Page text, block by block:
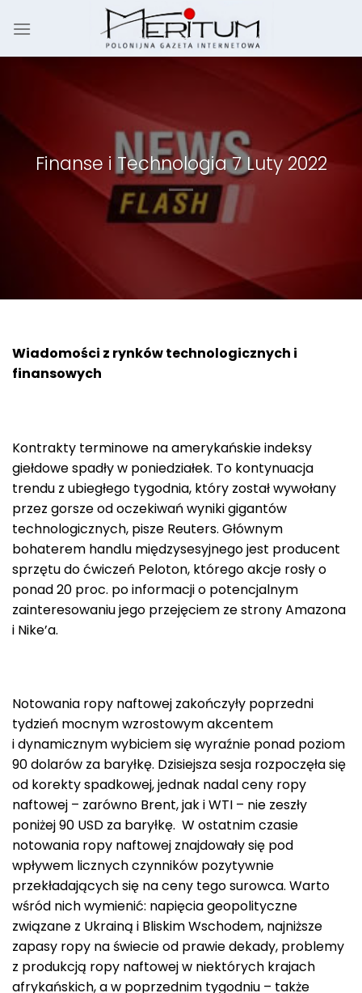
Finanse i Technologia 7 Luty 2022
Wiadomości z rynków technologicznych i
finansowych
Kontrakty terminowe na amerykańskie indeksy
giełdowe spadły w poniedziałek. To kontynuacja
trendu z ubiegłego tygodnia, który został wywołany
przez gorsze od oczekiwań wyniki gigantów
technologicznych, pisze Reuters. Głównym
bohaterem handlu międzysesyjnego jest producent
sprzętu do ćwiczeń Peloton, którego akcje rosły o
ponad 20 proc. po informacji o potencjalnym
zainteresowaniu jego przejęciem ze strony Amazona
i Nike’a.
Notowania ropy naftowej zakończyły poprzedni
tydzień mocnym wzrostowym akcentem
i dynamicznym wybiciem się wyraźnie ponad poziom
90 dolarów za baryłkę. Dzisiejsza sesja rozpoczęła się
od korekty spadkowej, jednak nadal ceny ropy
naftowej – zarówno Brent, jak i WTI – nie zeszły
poniżej 90 USD za baryłkę. W ostatnim czasie
notowania ropy naftowej znajdowały się pod
wpływem licznych czynników pozytywnie
przekładających się na ceny tego surowca. Warto
wśród nich wymienić: napięcia geopolityczne
związane z Ukrainą i Bliskim Wschodem, najniższe
zapasy ropy na świecie od prawie dekady, problemy
z produkcją ropy naftowej w niektórych krajach
afrykańskich, a w poprzednim tygodniu – także